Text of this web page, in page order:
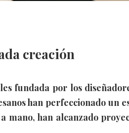
creación
fundada por los
han perfeccionado un
mano, han alcanzado